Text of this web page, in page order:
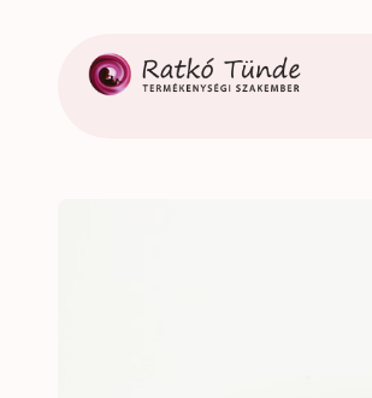
tartalomhoz